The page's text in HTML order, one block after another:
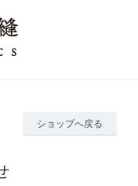
ショップへ戻る